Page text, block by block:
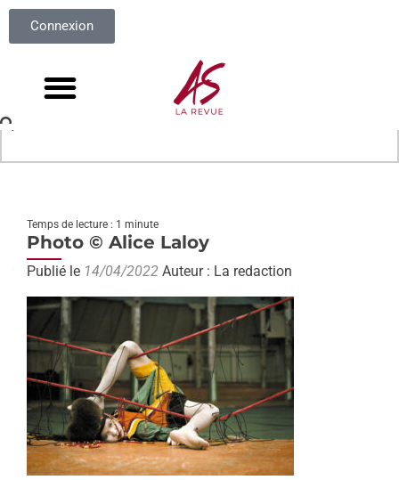
Connexion
Temps de lecture : 1 minute
Photo © Alice Laloy
Publié le 14/04/2022 Auteur : La redaction